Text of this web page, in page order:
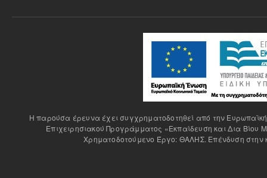
H παρούσα έρευνα έχει συγχρηματοδοτηθεί από την
Επιχειρησιακού Προγράμματος «Εκπαίδευση και Δια Βίου
Χρηματοδοτούμενο Έργο: ΘΑΛΗΣ. Επένδυση στην